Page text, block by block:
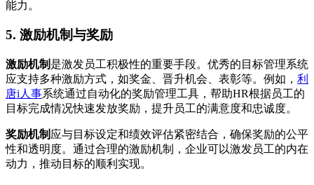
能力。
5. 激励机制与奖励
激励机制 是激发员工积极性的重要手段。优秀的目标管理系统
应支持多种激励方式，如奖金、晋升机会、表彰等。例如， 利
唐i人事系统通过自动化的奖励管理工具，帮助HR根据员工的
目标完成情况快速发放奖励，提升员工的满意度和忠诚度。
奖励机制 应与目标设定和绩效评估紧密结合，确保奖励的公平
性和透明度。通过合理的激励机制，企业可以激发员工的内在
动力，推动目标的顺利实现。